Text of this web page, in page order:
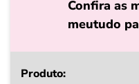
Confira as
meutudo
Produto